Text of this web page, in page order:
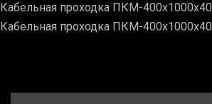
Кабельная проходка ПКМ-
Кабельная проходка ПКМ-